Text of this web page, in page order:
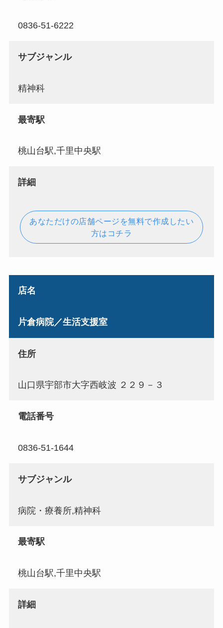
0836-51-6222
サブジャンル
精神科
最寄駅
桃山台駅,千里中央駅
詳細
あなただけの店舗ページを無料で作成したい
方はコチラ
店名
片倉病院／生活支援室
住所
山口県宇部市大字西岐波 ２２９－３
電話番号
0836-51-1644
サブジャンル
病院・療養所,精神科
最寄駅
桃山台駅,千里中央駅
詳細